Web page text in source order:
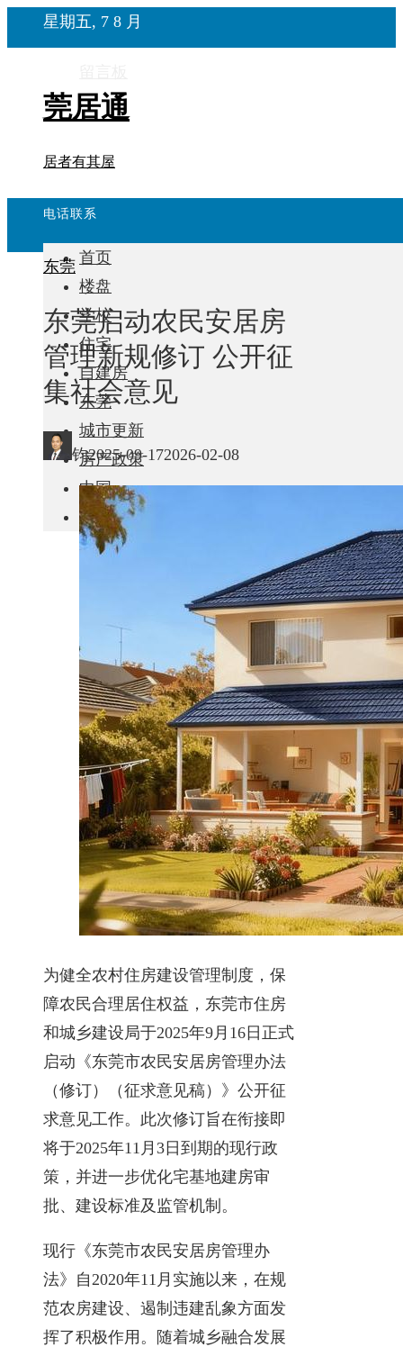
星期五, 7 8 月
莞居通
居者有其屋
电话联系
首页
楼盘
学校
住宅
自建房
东莞
城市更新
房产政策
中国
其他
东莞
东莞启动农民安居房
管理新规修订 公开征
集社会意见
钧2025-09-172026-02-08
为健全农村住房建设管理制度，保
障农民合理居住权益，东莞市住房
和城乡建设局于2025年9月16日正式
启动《东莞市农民安居房管理办法
（修订）（征求意见稿）》公开征
求意见工作。此次修订旨在衔接即
将于2025年11月3日到期的现行政
策，并进一步优化宅基地建房审
批、建设标准及监管机制。
现行《东莞市农民安居房管理办
法》自2020年11月实施以来，在规
范农房建设、遏制违建乱象方面发
挥了积极作用。随着城乡融合发展